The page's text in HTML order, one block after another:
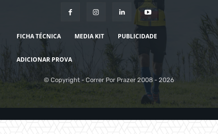
FICHA TÉCNICA MEDIA KIT PUBLICIDADE
ADICIONAR PROVA
© Copyright - Correr Por Prazer 2008 - 2026